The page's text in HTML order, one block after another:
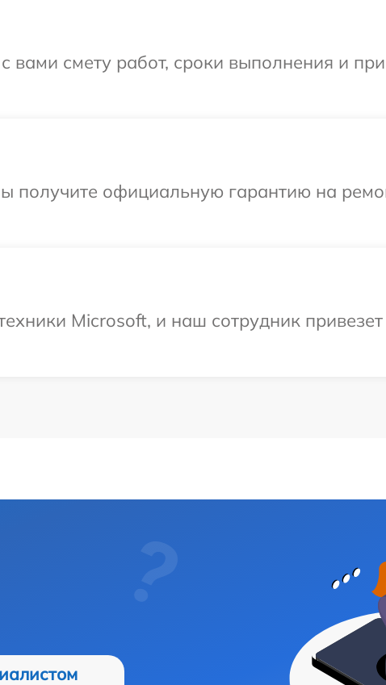
вами смету работ, сроки выполнения и
получите официальную гарантию на
Microsoft, и наш сотрудник привезет